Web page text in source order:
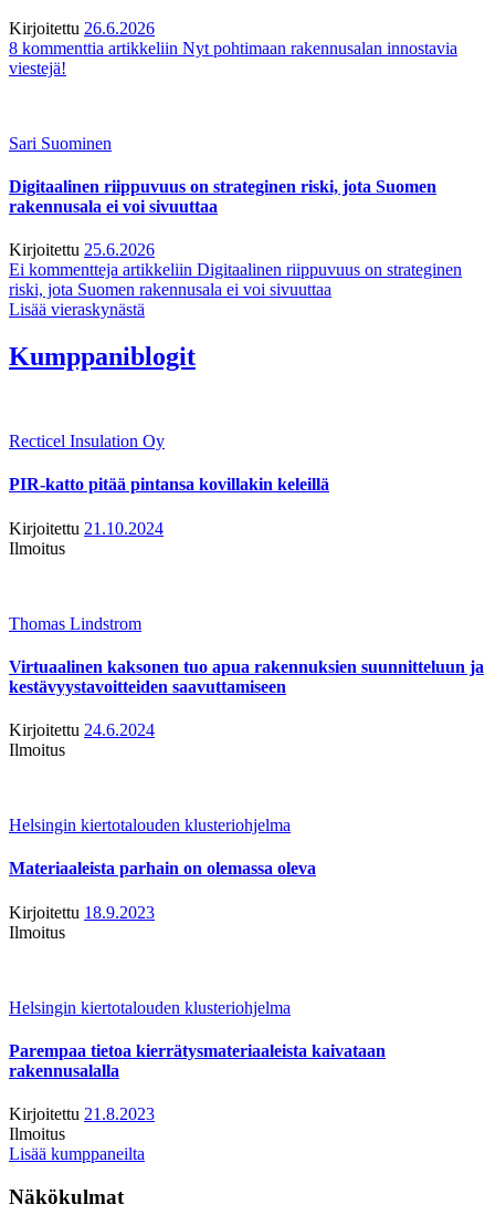
Kirjoitettu 26.6.2026
8 kommenttia artikkeliin Nyt pohtimaan rakennusalan innostavia
viestejä!
Sari Suominen
Digitaalinen riippuvuus on strateginen riski, jota Suomen
rakennusala ei voi sivuuttaa
Kirjoitettu 25.6.2026
Ei kommentteja artikkeliin Digitaalinen riippuvuus on strateginen
riski, jota Suomen rakennusala ei voi sivuuttaa
Lisää vieraskynästä
Kumppaniblogit
Recticel Insulation Oy
PIR-katto pitää pintansa kovillakin keleillä
Kirjoitettu 21.10.2024
Ilmoitus
Thomas Lindstrom
Virtuaalinen kaksonen tuo apua rakennuksien suunnitteluun ja
kestävyystavoitteiden saavuttamiseen
Kirjoitettu 24.6.2024
Ilmoitus
Helsingin kiertotalouden klusteriohjelma
Materiaaleista parhain on olemassa oleva
Kirjoitettu 18.9.2023
Ilmoitus
Helsingin kiertotalouden klusteriohjelma
Parempaa tietoa kierrätysmateriaaleista kaivataan
rakennusalalla
Kirjoitettu 21.8.2023
Ilmoitus
Lisää kumppaneilta
Näkökulmat